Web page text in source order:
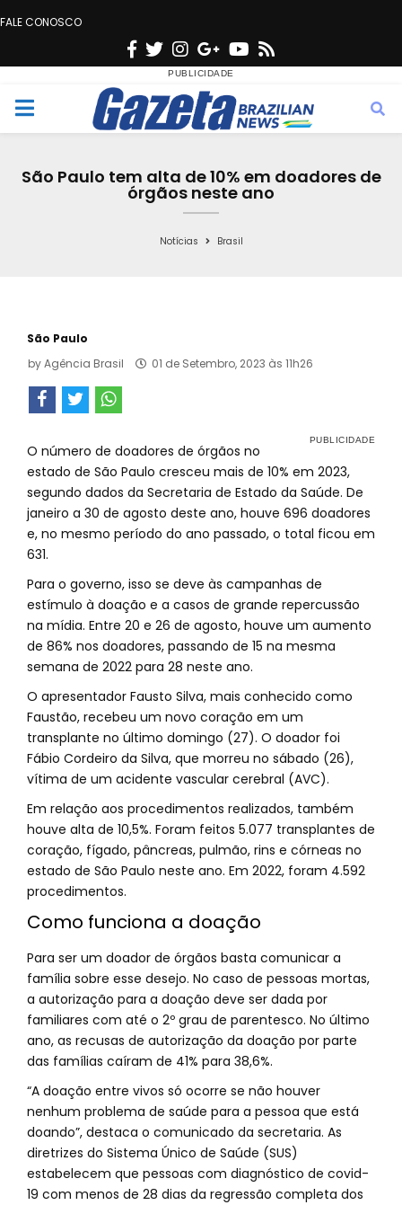
FALE CONOSCO
F
c
e
o
o
T
w
i
t
e
n
s
t
g
r
a
G
o
o
g
e
Y
u
t
b
s
M
São Paulo tem alta de 10% em doadores de
órgãos neste ano
Notícias Brasil
São Paulo
byAgência Brasil 01 de Setembro, 2023 às 11h26
O número de doadores de órgãos no
estado de São Paulo cresceu mais de 10% em 2023,
segundo dados da Secretaria de Estado da Saúde. De
janeiro a 30 de agosto deste ano, houve 696 doadores
e, no mesmo período do ano passado, o total ficou em
631.
Para o governo, isso se deve às campanhas de
estímulo à doação e a casos de grande repercussão
na mídia. Entre 20 e 26 de agosto, houve um aumento
de 86% nos doadores, passando de 15 na mesma
semana de 2022 para 28 neste ano.
O apresentador Fausto Silva, mais conhecido como
Faustão, recebeu um novo coração em um
transplante no último domingo (27). O doador foi
Fábio Cordeiro da Silva, que morreu no sábado (26),
vítima de um acidente vascular cerebral (AVC).
Em relação aos procedimentos realizados, também
houve alta de 10,5%. Foram feitos 5.077 transplantes de
coração, fígado, pâncreas, pulmão, rins e córneas no
estado de São Paulo neste ano. Em 2022, foram 4.592
procedimentos.
Como funciona a doação
Para ser um doador de órgãos basta comunicar a
família sobre esse desejo. No caso de pessoas mortas,
a autorização para a doação deve ser dada por
familiares com até o 2º grau de parentesco. No último
ano, as recusas de autorização da doação por parte
das famílias caíram de 41% para 38,6%.
“A doação entre vivos só ocorre se não houver
nenhum problema de saúde para a pessoa que está
doando”, destaca o comunicado da secretaria. As
diretrizes do Sistema Único de Saúde (SUS)
estabelecem que pessoas com diagnóstico de covid-
19 com menos de 28 dias da regressão completa dos